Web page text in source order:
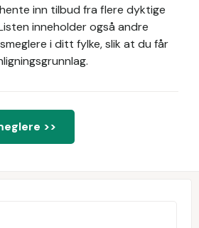
inn tilbud fra flere dyktige
inneholder også andre
i ditt fylke, slik at du får
>>